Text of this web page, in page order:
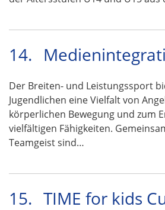
14.
Der Breiten- und Leistungssport
Jugendlichen eine Vielfalt von
körperlichen Bewegung und zum
vielfältigen Fähigkeiten.
Teamgeist sind…
15. TIME for kids